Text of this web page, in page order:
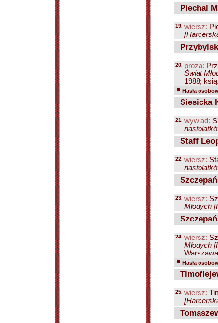
Piechal
19. wiersz:
20. proza:
Świat
1988;
Hasła
Siesicka
21. wywiad:
Staff
22. wiersz:
23. wiersz:
Młodych
24. wiersz:
Młodych
Hasła
25. wiersz: